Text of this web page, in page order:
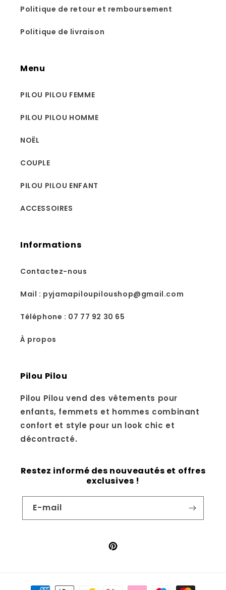
Politique de retour et remboursement
Politique de livraison
Menu
PILOU PILOU FEMME
PILOU PILOU HOMME
NOËL
COUPLE
PILOU PILOU ENFANT
ACCESSOIRES
Informations
Contactez-nous
Mail : pyjamapiloupiloushop@gmail.com
Téléphone : 07 77 92 30 65
À propos
Pilou Pilou
Pilou Pilou vend des vêtements pour
enfants, femmets et hommes combinant
confort et style pour un look chic et
décontracté.
Restez informé des nouveautés et offres
exclusives !
E-mail
Pinterest
Moyens